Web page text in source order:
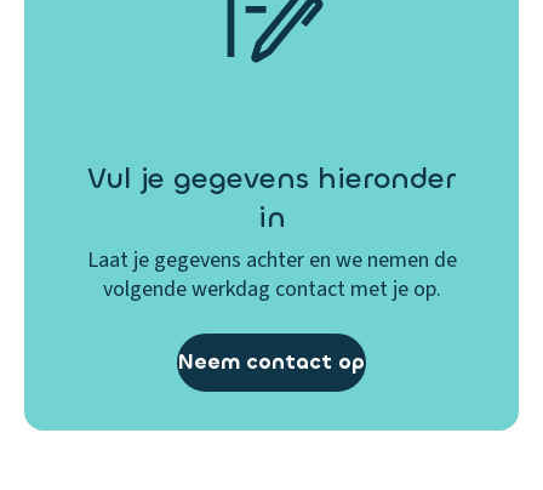
Vul je gegevens hieronder
in
Laat je gegevens achter en we nemen de
volgende werkdag contact met je op.
Neem contact op